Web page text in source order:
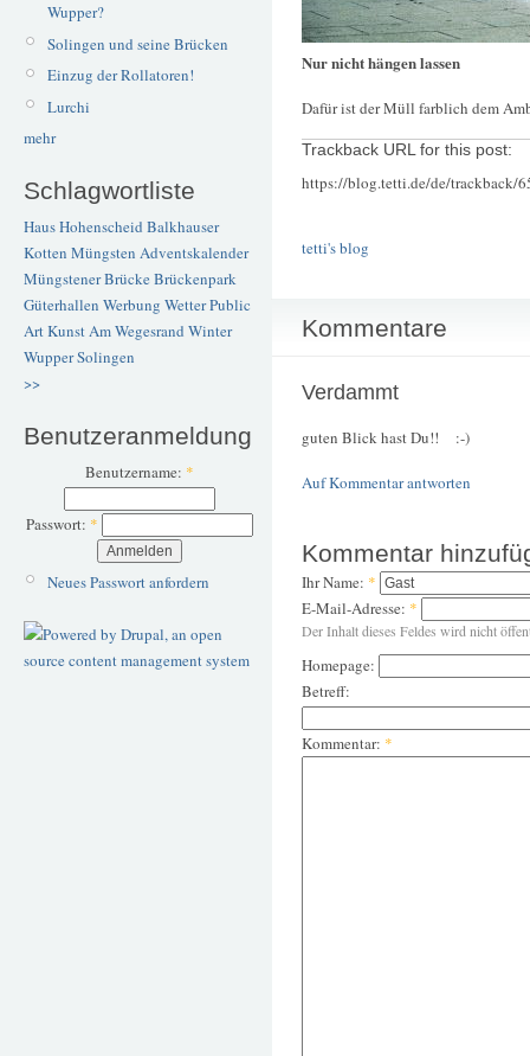
Wupper?
Solingen und seine Brücken
Einzug der Rollatoren!
Lurchi
mehr
Schlagwortliste
Haus Hohenscheid Balkhauser
Kotten Müngsten Adventskalender
Müngstener BrückeBrückenpark
Güterhallen Werbung WetterPublic
ArtKunstAm Wegesrand Winter
WupperSolingen
>>
Benutzeranmeldung
Benutzername: *
Passwort: *
Neues Passwort anfordern
Nur nicht hängen lassen
Dafür ist der Müll farblich dem
Trackback URL for this post:
https://blog.tetti.de/de/trackback/
tetti's blog
Kommentare
Verdammt
guten Blick hast Du!! :-)
Auf Kommentar antworten
Kommentar
Ihr Name: *
E-Mail-Adresse: *
Der Inhalt dieses Feldes wird nicht
Homepage:
Betreff:
Kommentar: *